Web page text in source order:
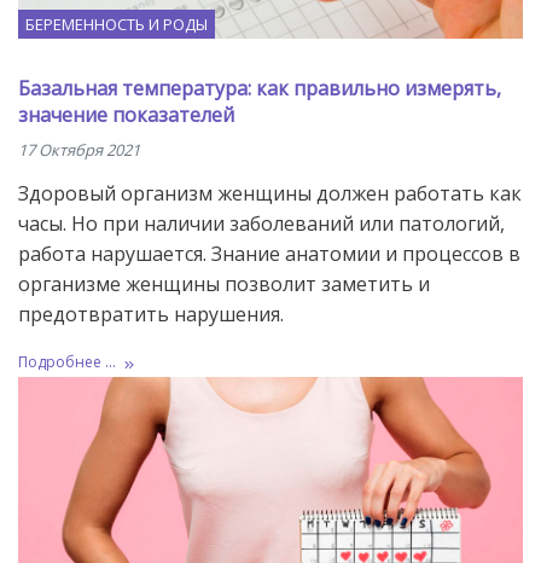
БЕРЕМЕННОСТЬ И РОДЫ
Базальная температура: как правильно измерять,
значение показателей
17 Октября 2021
Здоровый организм женщины должен работать как
часы. Но при наличии заболеваний или патологий,
работа нарушается. Знание анатомии и процессов в
организме женщины позволит заметить и
предотвратить нарушения.
Подробнее ...